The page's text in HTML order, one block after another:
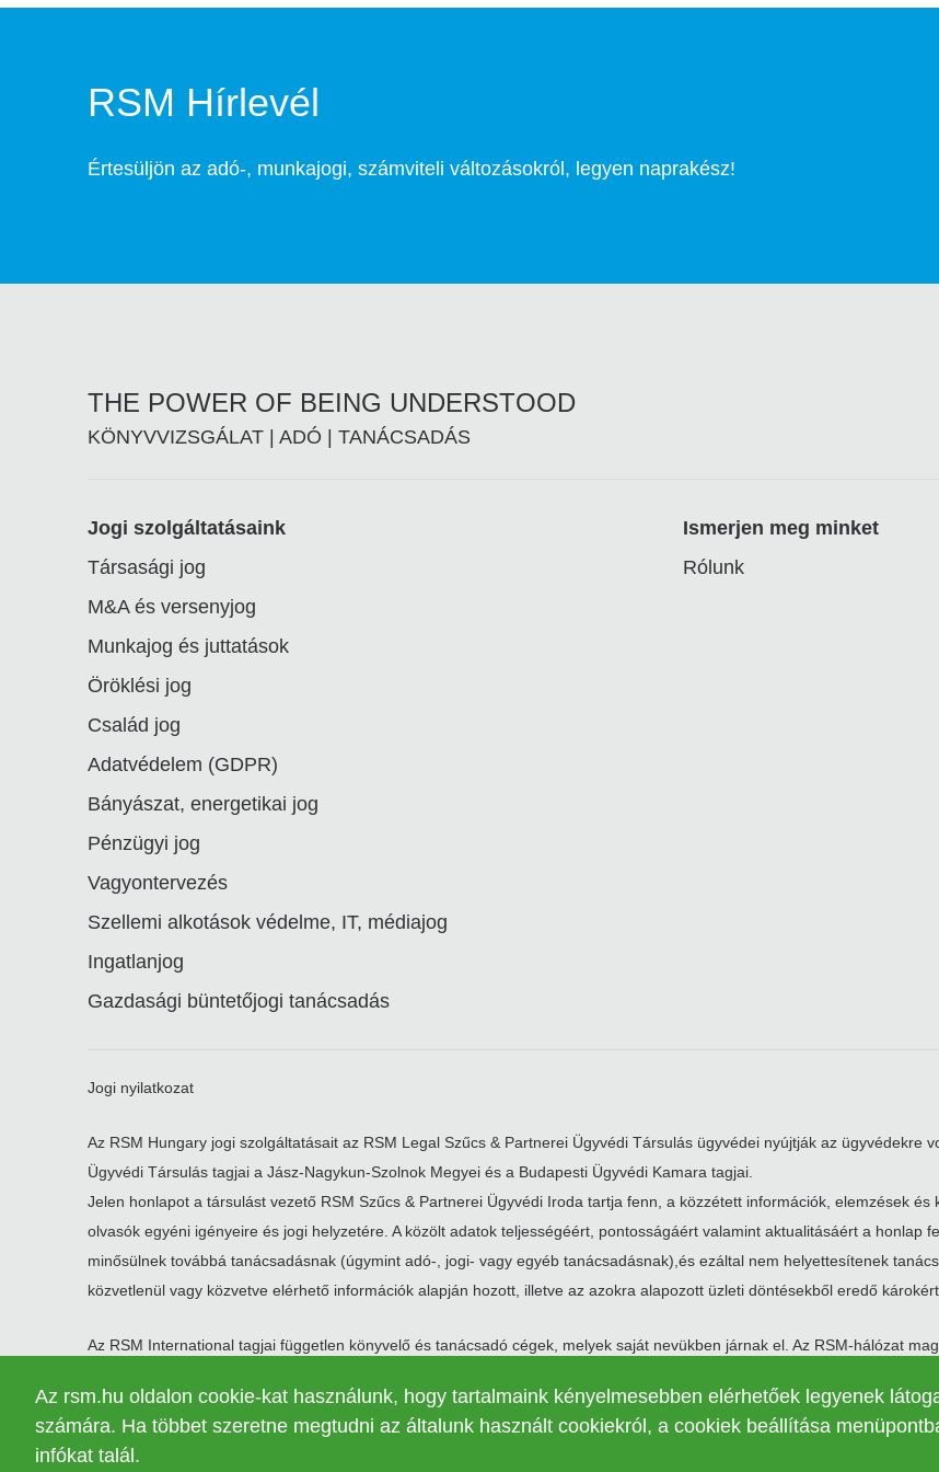
RSM Hírlevél
Értesüljön az adó-, munkajogi, számviteli változásokról, legyen naprakész!
THE POWER OF BEING UNDERSTOOD
KÖNYVVIZSGÁLAT | ADÓ | TANÁCSADÁS
Footer
linkek
Jogi szolgáltatásaink
Társasági jog
M&A és versenyjog
Munkajog és juttatások
Öröklési jog
Család jog
Adatvédelem (GDPR)
Bányászat, energetikai jog
Pénzügyi jog
Vagyontervezés
Szellemi alkotások védelme, IT, médiajog
Ingatlanjog
Gazdasági büntetőjogi tanácsadás
Ismerjen meg minket
Rólunk
Jogi nyilatkozat
Az RSM Hungary jogi szolgáltatásait az RSM Legal Szűcs & Partnerei Ügyvédi Társulás ügyvédei nyújtják az ügyvédekre
Ügyvédi Társulás tagjai a Jász-Nagykun-Szolnok Megyei és a Budapesti Ügyvédi Kamara tagjai.
Jelen honlapot a társulást vezető RSM Szűcs & Partnerei Ügyvédi Iroda tartja fenn, a közzétett információk, elemzések
olvasók egyéni igényeire és jogi helyzetére. A közölt adatok teljességéért, pontosságáért valamint aktualitásáért a honlap
minősülnek továbbá tanácsadásnak (úgymint adó-, jogi- vagy egyéb tanácsadásnak),és ezáltal nem helyettesítenek
közvetlenül vagy közvetve elérhető információk alapján hozott, illetve az azokra alapozott üzleti döntésekből eredő
Az RSM International tagjai független könyvelő és tanácsadó cégek, melyek saját nevükben járnak el. Az RSM-hálózat
(cégjegyzékszám: 4040589). A hálózat tagjai által használt RSM márkanév és védjegy, illetve az egyéb szellemi tulajdon,
Association Svájcban, a svájci polgári törvénykönyv § 60 alapján működik, székhelye Zugban található.
© 2026 RSM Hungary Zrt. | Minden jog fenntartva
Az rsm.hu oldalon cookie-kat használunk, hogy tartalmaink kényelmesebben elérhetőek legyenek
számára. Ha többet szeretne megtudni az általunk használt cookiekról, a cookiek beállítása
infókat talál.